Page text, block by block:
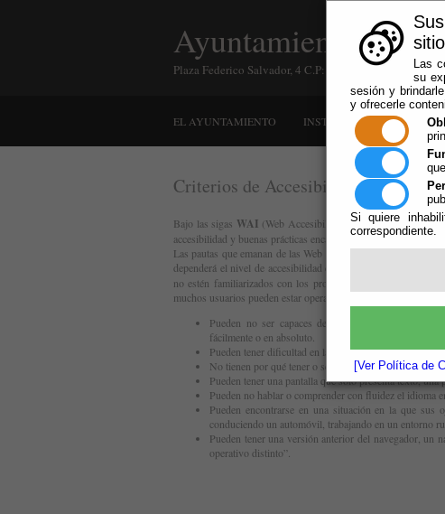
sitio
Las
su
sesión y
y ofrecerle
Si quiere
correspondiente.
[Ver Política de
Ayuntamiento de
Plaza Federico Salvador, 4 C.P: 04430 Instinción
EL AYUNTAMIENTO INSTINCIÓN
Criterios de Accesibilidad
Bajo las sigas WAI (Web Accesibility Initiative) se encuentra
accesibilidad y buenas prácticas encaminadas a salvaguardar y
Las pautas que emanan de las Web Content Accessibility
dependerá el nivel de accesibilidad de los documentos del
no estén familiarizados con los problemas de accesibilidad
muchos usuarios pueden estar operando en contextos muy
Pueden no ser capaces de ver, escuchar, moverse
fácilmente o en absoluto.
Pueden tener dificultad en la lectura o comprensión de
No tienen por qué tener o ser capaces de usar un
Pueden tener una pantalla que sólo presenta texto,
Pueden no hablar o comprender con fluidez el idioma
Pueden encontrarse en una situación en la que sus
conduciendo un automóvil, trabajando en un entorno
Pueden tener una versión anterior del navegador, un
operativo distinto”.